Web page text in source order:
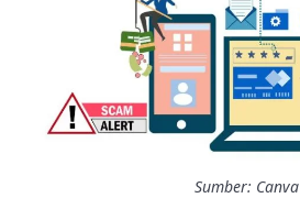
Sumber: Canva